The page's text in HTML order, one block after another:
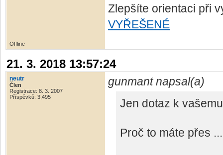
Zlepšíte orientaci při
VYŘEŠENÉ
Offline
21. 3. 2018 13:57:24
neutr
Člen
Registrace: 8. 3. 2007
Příspěvků: 3,495
gunmant napsal(a)
Jen dotaz k
Proč to máte přes